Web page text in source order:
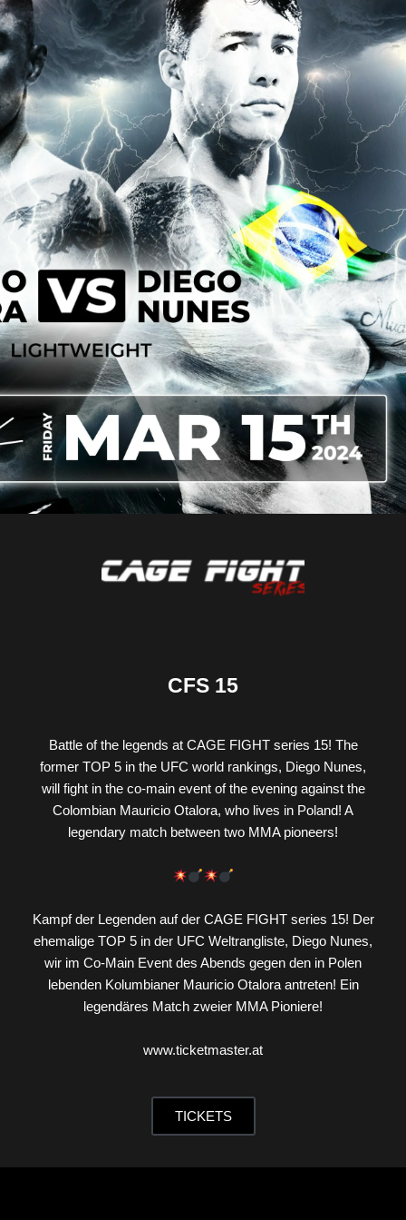
CFS 15
Battle of the legends at CAGE FIGHT series 15! The
former TOP 5 in the UFC world rankings, Diego Nunes,
will fight in the co-main event of the evening against the
Colombian Mauricio Otalora, who lives in Poland! A
legendary match between two MMA pioneers!
Kampf der Legenden auf der CAGE FIGHT series 15! Der
ehemalige TOP 5 in der UFC Weltrangliste, Diego Nunes,
wir im Co-Main Event des Abends gegen den in Polen
lebenden Kolumbianer Mauricio Otalora antreten! Ein
legendäres Match zweier MMA Pioniere!
www.ticketmaster.at
TICKETS